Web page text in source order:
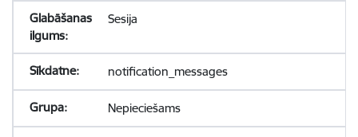
Sesija
notification_messages
Nepieciešams